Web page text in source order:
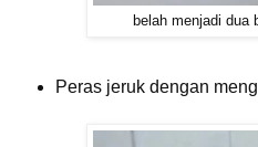
belah menjadi dua
Peras jeruk dengan